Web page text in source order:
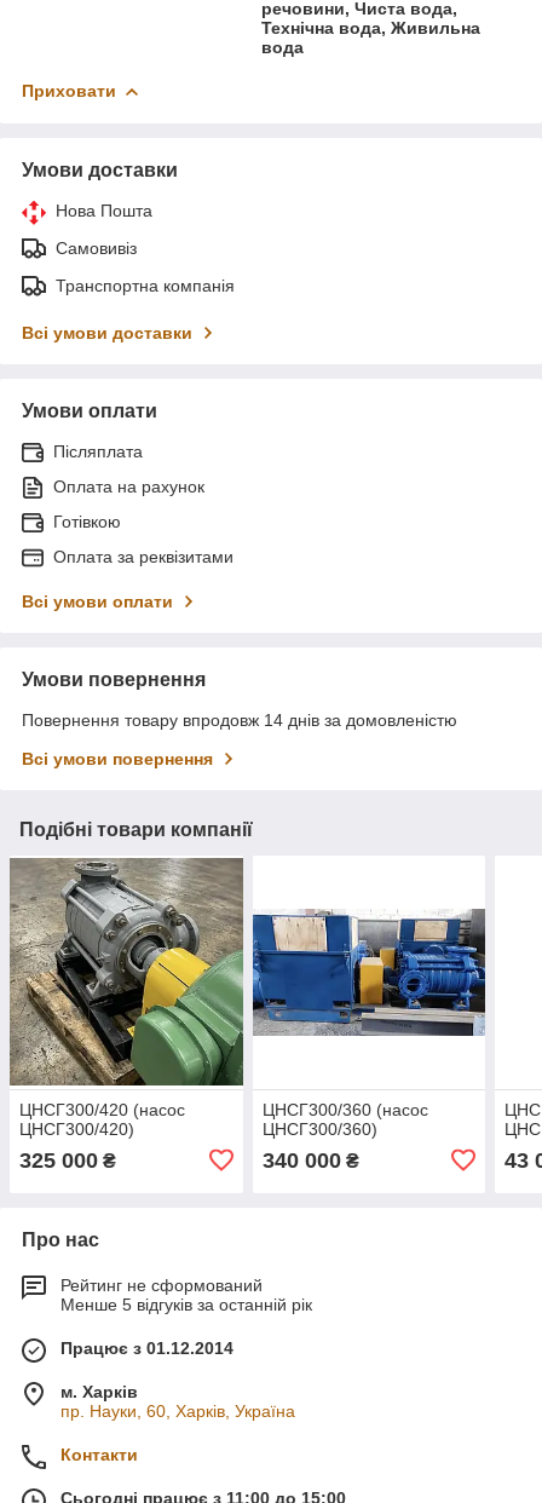
речовини, Чиста вода,
Технічна вода, Живильна
вода
Приховати
Умови доставки
Нова Пошта
Самовивіз
Транспортна компанія
Всі умови доставки
Умови оплати
Післяплата
Оплата на рахунок
Готівкою
Оплата за реквізитами
Всі умови оплати
Умови повернення
Повернення товару впродовж 14 днів за домовленістю
Всі умови повернення
Подібні товари компанії
ЦНСГ300/420 (насос
ЦНСГ300/420)
325 000 ₴
ЦНСГ300/360 (насос
ЦНСГ300/360)
340 000₴ 43
Про нас
Рейтинг не сформований
Менше 5 відгуків за останній рік
Працює з 01.12.2014
м. Харків
пр. Науки, 60, Харків, Україна
Контакти
Сьогодні працює з 11:00 до 15:00